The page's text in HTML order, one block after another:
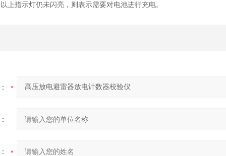
上指示灯仍未闪亮，则表示需要对电池进行充电。